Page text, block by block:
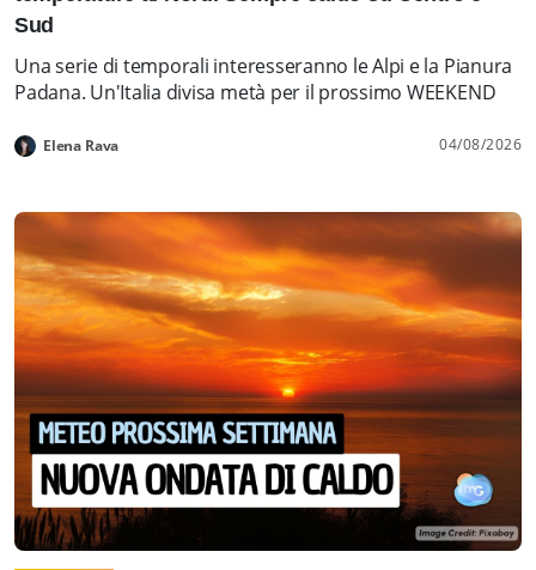
Sud
Una serie di temporali interesseranno le Alpi e la Pianura
Padana. Un'Italia divisa metà per il prossimo WEEKEND
Elena Rava 04/08/2026